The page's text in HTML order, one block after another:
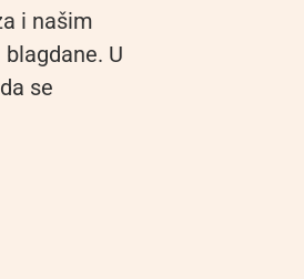
i našim
U
se